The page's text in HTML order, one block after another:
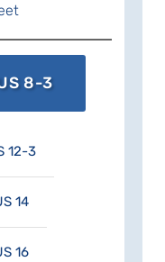
8: 5362915 |
16: 5362072 |
8-3
12-3
14
16